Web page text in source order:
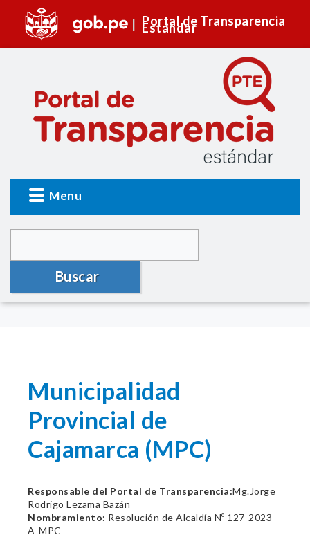
Portal de Transparencia
Estándar
Menu
Buscar
Municipalidad
Provincial de
Cajamarca (MPC)
Responsable del Portal de Transparencia:Mg.Jorge
Rodrigo Lezama Bazán
Nombramiento: Resolución de Alcaldía Nº 127-2023-
A-MPC